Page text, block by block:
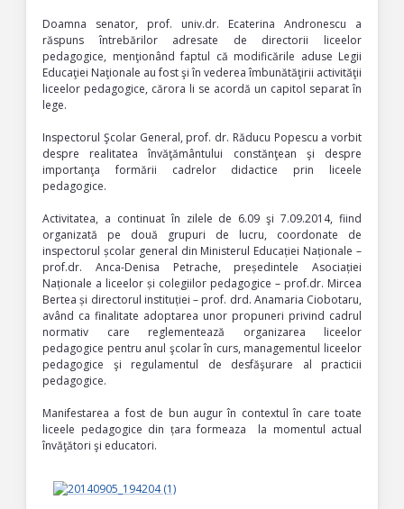
Doamna senator, prof. univ.dr. Ecaterina Andronescu a
răspuns întrebărilor adresate de directorii liceelor
pedagogice, menţionând faptul că modificările aduse Legii
Educaţiei Naţionale au fost şi în vederea îmbunătăţirii activităţii
liceelor pedagogice, cărora li se acordă un capitol separat în
lege.
Inspectorul Şcolar General, prof. dr. Răducu Popescu a vorbit
despre realitatea învăţământului constănţean şi despre
importanţa formării cadrelor didactice prin liceele
pedagogice.
Activitatea, a continuat în zilele de 6.09 şi 7.09.2014, fiind
organizată pe două grupuri de lucru, coordonate de
inspectorul școlar general din Ministerul Educației Naționale –
prof.dr. Anca-Denisa Petrache, președintele Asociației
Naționale a liceelor și colegiilor pedagogice – prof.dr. Mircea
Bertea și directorul instituției – prof. drd. Anamaria Ciobotaru,
având ca finalitate adoptarea unor propuneri privind cadrul
normativ care reglementează organizarea liceelor
pedagogice pentru anul şcolar în curs, managementul liceelor
pedagogice şi regulamentul de desfăşurare al practicii
pedagogice.
Manifestarea a fost de bun augur în contextul în care toate
liceele pedagogice din țara formeaza la momentul actual
învăţători şi educatori.